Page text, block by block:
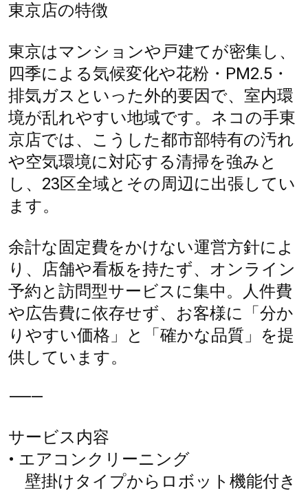
東京店の特徴
東京はマンションや戸建てが密集し、
四季による気候変化や花粉・PM2.5・
排気ガスといった外的要因で、室内環
境が乱れやすい地域です。ネコの手東
京店では、こうした都市部特有の汚れ
や空気環境に対応する清掃を強みと
し、23区全域とその周辺に出張してい
ます。
余計な固定費をかけない運営方針によ
り、店舗や看板を持たず、オンライン
予約と訪問型サービスに集中。人件費
や広告費に依存せず、お客様に「分か
りやすい価格」と「確かな品質」を提
供しています。
⸻
サービス内容
• エアコンクリーニング
壁掛けタイプからロボット機能付き